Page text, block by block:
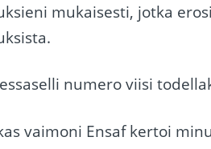
mukaisesti, jotka
numero viisi
vaimoni Ensaf kertoi